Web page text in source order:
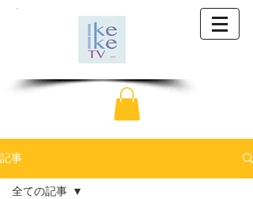
記事
全ての記事